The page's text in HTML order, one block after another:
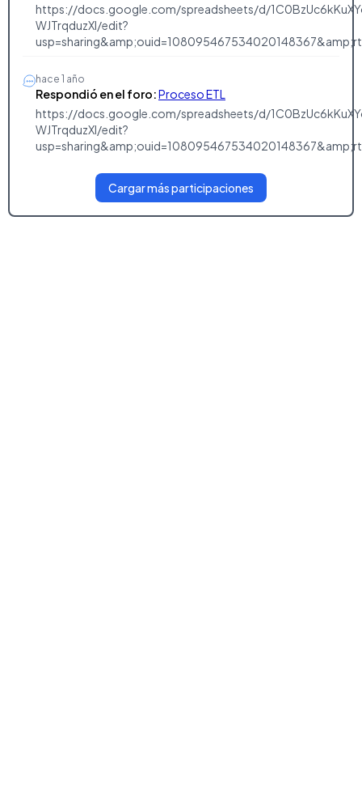
https://docs.google.com/spreadsheets/d/
WJTrqduzXl/edit?
hace 1 año
Respondió en el foro:Proceso ETL
https://docs.google.com/spreadsheets/d/
WJTrqduzXl/edit?
Cargar más participaciones